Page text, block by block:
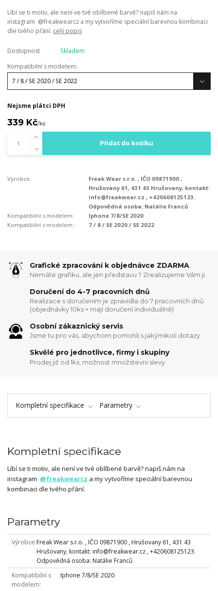
Líbí se ti motiv, ale není ve tvé oblíbené barvě? napiš nám na
instagram @freakwearcz a my vytvoříme speciální barevnou kombinaci
dle tvého přání. celý popis
Dostupnost
Skladem
Kompatibilní s modelem:
Nejsme plátci DPH
339 Kč/ks
Přidat do košíku
Výrobce:
Freak Wear s.r.o. , IČO 09871900 ,
Hrušovany 61, 431 43 Hrušovany, kontakt:
info@freakwear.cz , +420608125123.
Odpovědná osoba: Natálie Franců
Kompatibilní s modelem:
Iphone 7/8/SE 2020
Kompatibilní s modelem::
7 / 8 / SE 2020 / SE 2022
Grafické zpracování k objednávce ZDARMA
Nemáte grafiku, ale jen představu ? Zrealizujeme Vám ji.
Doručení do 4-7 pracovních dnů
Realizace s doručením je zpravidla do 7 pracovních dnů
(objednávky 10ks + mají doručení individuálně)
Osobní zákaznický servis
Jsme tu pro vás, abychom pomohli s jakýmikoli dotazy.
Skvělé pro jednotlivce, firmy i skupiny
Prodej již od 1ks, možnost množstevní slevy
Kompletní specifikace Parametry
Kompletní specifikace
Líbí se ti motiv, ale není ve tvé oblíbené barvě? napiš nám na
instagram @freakwearcz a my vytvoříme speciální barevnou
kombinaci dle tvého přání.
Parametry
Výrobce Freak Wear s.r.o. , IČO 09871900 , Hrušovany 61, 431 43
Hrušovany, kontakt: info@freakwear.cz , +420608125123.
Odpovědná osoba: Natálie Franců
Kompatibilní s
modelem
Iphone 7/8/SE 2020